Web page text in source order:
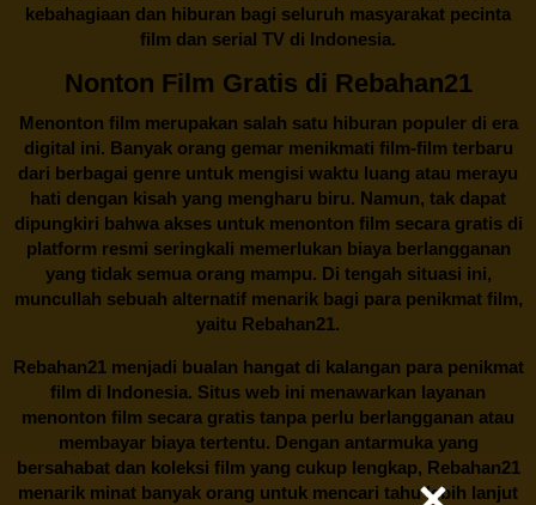
kebahagiaan dan hiburan bagi seluruh masyarakat pecinta
film dan serial TV di Indonesia.
Nonton Film Gratis di Rebahan21
Menonton film merupakan salah satu hiburan populer di era
digital ini. Banyak orang gemar menikmati film-film terbaru
dari berbagai genre untuk mengisi waktu luang atau merayu
hati dengan kisah yang mengharu biru. Namun, tak dapat
dipungkiri bahwa akses untuk menonton film secara gratis di
platform resmi seringkali memerlukan biaya berlangganan
yang tidak semua orang mampu. Di tengah situasi ini,
muncullah sebuah alternatif menarik bagi para penikmat film,
yaitu Rebahan21.
Rebahan21menjadi bualan hangat di kalangan para penikmat
film di Indonesia. Situs web ini menawarkan layanan
menonton film secara gratis tanpa perlu berlangganan atau
membayar biaya tertentu. Dengan antarmuka yang
bersahabat dan koleksi film yang cukup lengkap, Rebahan21
menarik minat banyak orang untuk mencari tahu lebih lanjut